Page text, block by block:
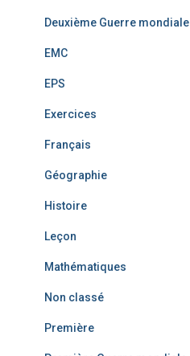
Deuxième Guerre mondiale
EMC
EPS
Exercices
Français
Géographie
Histoire
Leçon
Mathématiques
Non classé
Première